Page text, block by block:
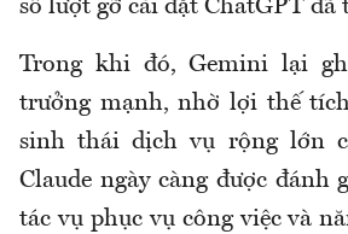
số lượt gỡ cài đặt ChatGPT đã
Trong khi đó, Gemini lại
trưởng mạnh, nhờ lợi thế
sinh thái dịch vụ rộng lớn
Claude ngày càng được đánh
tác vụ phục vụ công việc và